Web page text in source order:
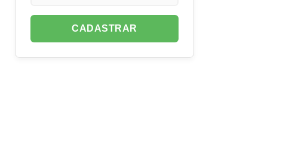
CADASTRAR